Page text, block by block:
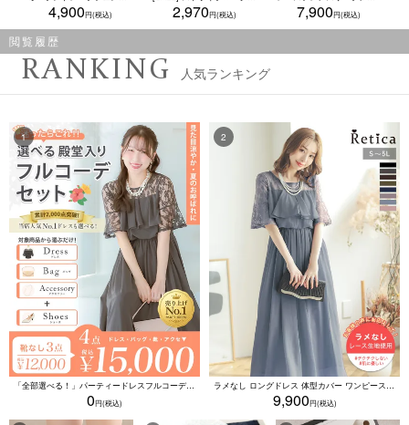
4,900 2,970 7,900
閲覧履歴
RANKING 人気ランキング
「全部選べる！」パーティードレスフルコーデセット (ドレス1点＋バッグ1点＋アクセ1点+靴1足/4点15000円(税込)/靴なしで12000円(税込))
0
ラメなし ロングドレス 体型カバー ワンピース 敏感肌対応 結婚式 二次会 お呼ばれ 大人 上品 (Sサイズ～5Lサイズ)
9,900